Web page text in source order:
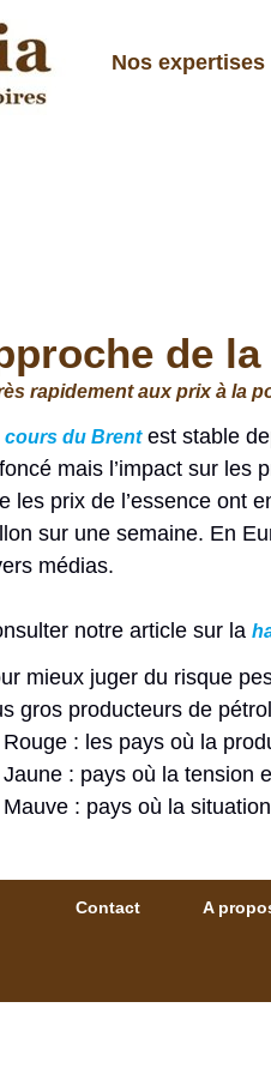
Nos expertises
de
rapidement aux prix à la
cours du Brentest stable
mais l’impact sur les
les prix de l’essence ont
sur une semaine. En
médias.
notre article sur la
mieux juger du risque
gros producteurs de
Rouge : les pays où la
Jaune : pays où la tension
Mauve : pays où la
Contact A